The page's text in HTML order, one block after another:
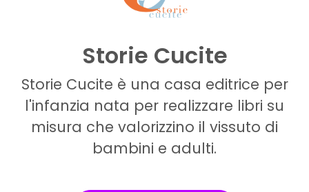
Storie Cucite
Storie Cucite è una casa editrice per
l'infanzia nata per realizzare libri su
misura che valorizzino il vissuto di
bambini e adulti.